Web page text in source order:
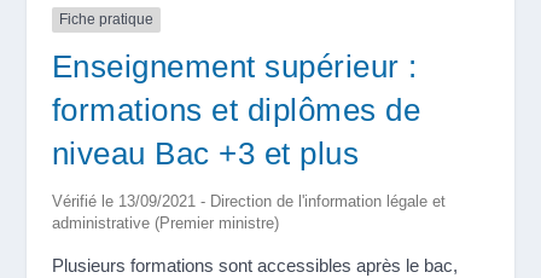
Fiche pratique
Enseignement supérieur :
formations et diplômes de
niveau Bac +3 et plus
Vérifié le 13/09/2021 - Direction de l'information légale et
administrative (Premier ministre)
Plusieurs formations sont accessibles après le bac,